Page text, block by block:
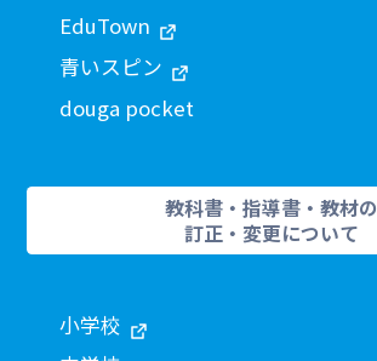
EduTown
青いスピン
douga pocket
教科書・指導書・教材の
訂正・変更について
小学校